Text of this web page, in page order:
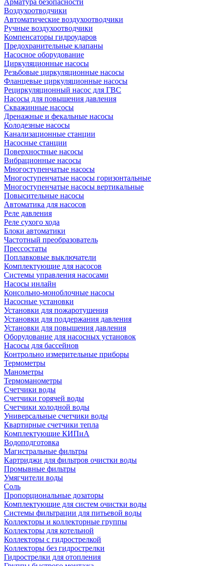
Арматура безопасности
Воздухоотводчики
Автоматические воздухоотводчики
Ручные воздухоотводчики
Компенсаторы гидроударов
Предохранительные клапаны
Насосное оборудование
Циркуляционные насосы
Резьбовые циркуляционные насосы
Фланцевые циркуляционные насосы
Рециркуляционный насос для ГВС
Насосы для повышения давления
Скважинные насосы
Дренажные и фекальные насосы
Колодезные насосы
Канализационные станции
Насосные станции
Поверхностные насосы
Вибрационные насосы
Многоступенчатые насосы
Многоступенчатые насосы горизонтальные
Многоступенчатые насосы вертикальные
Повысительные насосы
Автоматика для насосов
Реле давления
Реле сухого хода
Блоки автоматики
Частотный преобразователь
Прессостаты
Поплавковые выключатели
Комплектующие для насосов
Системы управления насосами
Насосы инлайн
Консольно-моноблочные насосы
Насосные установки
Установки для пожаротушения
Установки для поддержания давления
Установки для повышения давления
Оборудование для насосных установок
Насосы для бассейнов
Контрольно измерительные приборы
Термометры
Манометры
Термоманометры
Счетчики воды
Счетчики горячей воды
Счетчики холодной воды
Универсальные счетчики воды
Квартирные счетчики тепла
Комплектующие КИПиА
Водоподготовка
Магистральные фильтры
Картриджи для фильтров очистки воды
Промывные фильтры
Умягчители воды
Соль
Пропорциональные дозаторы
Комплектующие для систем очистки воды
Системы фильтрации для питьевой воды
Коллекторы и коллекторные группы
Коллекторы для котельной
Коллекторы с гидрострелкой
Коллекторы без гидрострелки
Гидрострелки для отопления